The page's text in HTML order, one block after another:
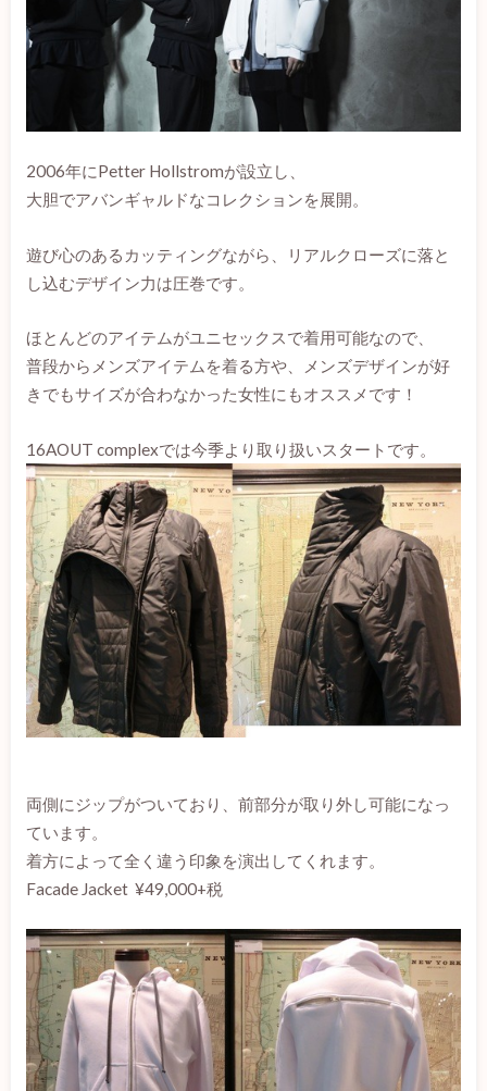
2006年にPetter Hollstromが設立し、
大胆でアバンギャルドなコレクションを展開。
遊び心のあるカッティングながら、リアルクローズに落と
し込むデザイン力は圧巻です。
ほとんどのアイテムがユニセックスで着用可能なので、
普段からメンズアイテムを着る方や、メンズデザインが好
きでもサイズが合わなかった女性にもオススメです！
16AOUT complexでは今季より取り扱いスタートです。
両側にジップがついており、前部分が取り外し可能になっ
ています。
着方によって全く違う印象を演出してくれます。
Facade Jacket ¥49,000+税